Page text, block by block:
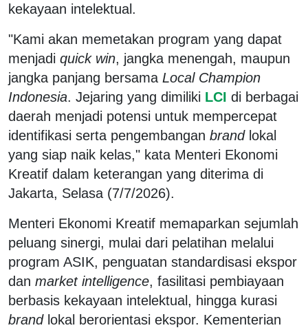
kekayaan intelektual.
"Kami akan memetakan program yang dapat
menjadi quick win, jangka menengah, maupun
jangka panjang bersama Local Champion
Indonesia. Jejaring yang dimiliki LCI di berbagai
daerah menjadi potensi untuk mempercepat
identifikasi serta pengembangan brandlokal
yang siap naik kelas," kata Menteri Ekonomi
Kreatif dalam keterangan yang diterima di
Jakarta, Selasa (7/7/2026).
Menteri Ekonomi Kreatif memaparkan sejumlah
peluang sinergi, mulai dari pelatihan melalui
program ASIK, penguatan standardisasi ekspor
dan market intelligence, fasilitasi pembiayaan
berbasis kekayaan intelektual, hingga kurasi
brandlokal berorientasi ekspor. Kementerian